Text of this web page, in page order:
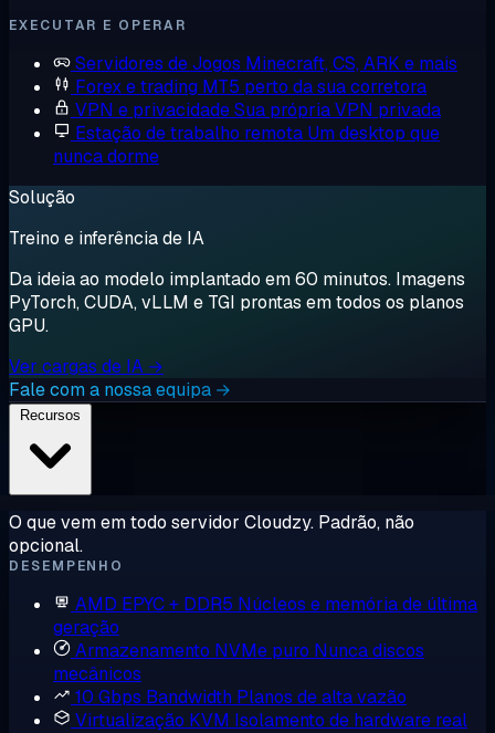
EXECUTAR E OPERAR
Servidores de Jogos Minecraft, CS, ARK e mais
Forex e trading MT5 perto da sua corretora
VPN e privacidadeSua própria VPN privada
Estação de trabalho remota Um desktop que
nunca dorme
Solução
Treino e inferência de IA
Da ideia ao modelo implantado em 60 minutos. Imagens
PyTorch, CUDA, vLLM e TGI prontas em todos os planos
GPU.
Ver cargas de IA →
Fale com a nossa equipa →
O que vem em todo servidor Cloudzy. Padrão, não
opcional.
DESEMPENHO
AMD EPYC + DDR5 Núcleos e memória de última
geração
Armazenamento NVMe puro Nunca discos
mecânicos
10 Gbps Bandwidth Planos de alta vazão
Virtualização KVM Isolamento de hardware real